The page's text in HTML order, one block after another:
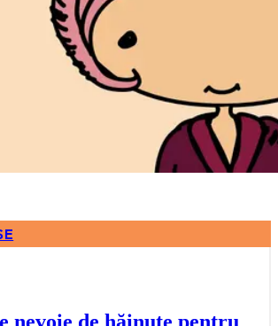
nevoie de hăinuțe pentru